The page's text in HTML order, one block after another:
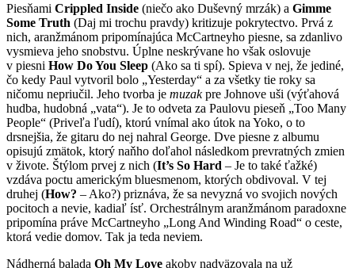
Piesňami Crippled Inside (niečo ako Duševný mrzák) a Gimme
Some Truth (Daj mi trochu pravdy) kritizuje pokrytectvo. Prvá z
nich, aranžmánom pripomínajúca McCartneyho piesne, sa zdanlivo
vysmieva jeho snobstvu. Úplne neskrývane ho však oslovuje
v piesni How Do You Sleep (Ako sa ti spí). Spieva v nej, že jediné,
čo kedy Paul vytvoril bolo „Yesterday“ a za všetky tie roky sa
ničomu nepriučil. Jeho tvorba je muzakpre Johnove uši (výťahová
hudba, hudobná „vata“). Je to odveta za Paulovu pieseň „Too Many
People“ (Priveľa ľudí), ktorú vnímal ako útok na Yoko, o to
drsnejšia, že gitaru do nej nahral George. Dve piesne z albumu
opisujú zmätok, ktorý naňho doľahol následkom prevratných zmien
v živote. Štýlom prvej z nich (It’s So Hard – Je to také ťažké)
vzdáva poctu americkým bluesmenom, ktorých obdivoval. V tej
druhej (How? – Ako?) priznáva, že sa nevyzná vo svojich nových
pocitoch a nevie, kadiaľ ísť. Orchestrálnym aranžmánom paradoxne
pripomína práve McCartneyho „Long And Winding Road“ o ceste,
ktorá vedie domov. Tak ja teda neviem.
Nádherná balada Oh My Love akoby nadväzovala na už